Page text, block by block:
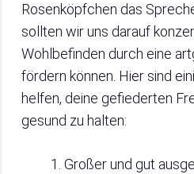
Rosenköpfchen das
sollten wir uns darauf
Wohlbefinden durch eine
fördern können. Hier sind
helfen, deine gefiederten
gesund zu halten:
Großer und gut